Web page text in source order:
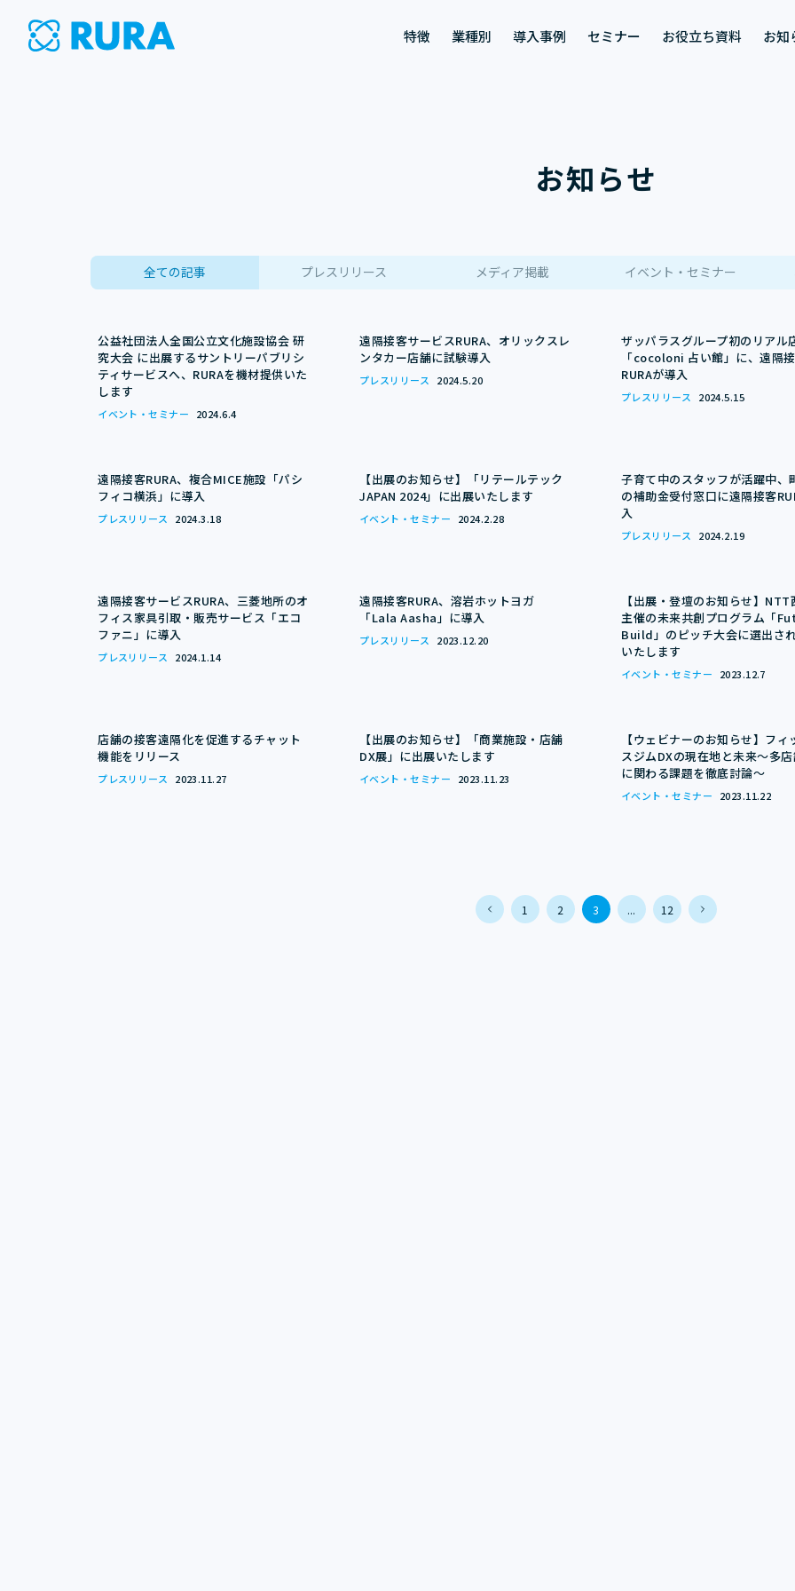
特徴 業種別 導入事例 セミナー お役立ち資料 お知
お知らせ
全ての記事 プレスリリース メディア掲載 イベント・セミナー
公益社団法人全国公立文化施設協会 研
究大会 に出展するサントリーパブリシ
ティサービスへ、RURAを機材提供いた
します
イベント・セミナー 2024.6.4
遠隔接客サービスRURA、オリックスレ
ンタカー店舗に試験導入
プレスリリース 2024.5.20
ザッパラスグループ初のリアル
「cocoloni 占い館」に、遠隔
RURAが導入
プレスリリース 2024.5.15
遠隔接客RURA、複合MICE施設「パシ
フィコ横浜」に導入
プレスリリース 2024.3.18
【出展のお知らせ】「リテールテック
JAPAN 2024」に出展いたします
イベント・セミナー 2024.2.28
子育て中のスタッフが活躍中、
の補助金受付窓口に遠隔接客
入
プレスリリース 2024.2.19
遠隔接客サービスRURA、三菱地所のオ
フィス家具引取・販売サービス「エコ
ファニ」に導入
プレスリリース 2024.1.14
遠隔接客RURA、溶岩ホットヨガ
「Lala Aasha」に導入
プレスリリース 2023.12.20
【出展・登壇のお知らせ】NTT
主催の未来共創プログラム「
Build」のピッチ大会に選出さ
いたします
イベント・セミナー 2023.12.7
店舗の接客遠隔化を促進するチャット
機能をリリース
プレスリリース 2023.11.27
【出展のお知らせ】「商業施設・店舗
DX展」に出展いたします
イベント・セミナー 2023.11.23
【ウェビナーのお知らせ】フィ
スジムDXの現在地と未来〜多
に関わる課題を徹底討論〜
イベント・セミナー 2023.11.22
1 2 3 ... 12